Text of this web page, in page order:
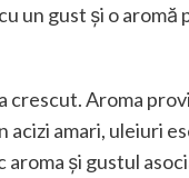
un gust și o
Aroma
amari, uleiuri
și gustul